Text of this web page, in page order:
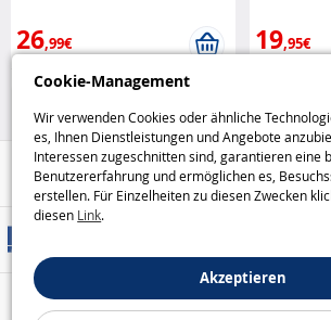
Cookie-Management
Wir verwenden Cookies oder ähnliche
es, Ihnen Dienstleistungen und Angebote
Interessen zugeschnitten sind, garantieren eine
Benutzererfahrung und ermöglichen es,
erstellen. Für Einzelheiten zu diesen Zwecken
diesen Link.
Akzeptieren
26,99€
Figuren
19,95€
Hilfe / Kontakt
Sicheres Bezahlen